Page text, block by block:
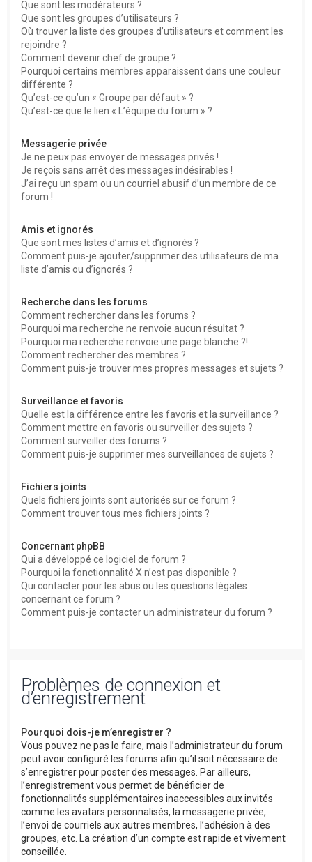
Que sont les modérateurs ?
Que sont les groupes d’utilisateurs ?
Où trouver la liste des groupes d’utilisateurs et comment les
rejoindre ?
Comment devenir chef de groupe ?
Pourquoi certains membres apparaissent dans une couleur
différente ?
Qu’est-ce qu’un « Groupe par défaut » ?
Qu’est-ce que le lien « L’équipe du forum » ?
Messagerie privée
Je ne peux pas envoyer de messages privés !
Je reçois sans arrêt des messages indésirables !
J’ai reçu un spam ou un courriel abusif d’un membre de ce
forum !
Amis et ignorés
Que sont mes listes d’amis et d’ignorés ?
Comment puis-je ajouter/supprimer des utilisateurs de ma
liste d’amis ou d’ignorés ?
Recherche dans les forums
Comment rechercher dans les forums ?
Pourquoi ma recherche ne renvoie aucun résultat ?
Pourquoi ma recherche renvoie une page blanche ?!
Comment rechercher des membres ?
Comment puis-je trouver mes propres messages et sujets ?
Surveillance et favoris
Quelle est la différence entre les favoris et la surveillance ?
Comment mettre en favoris ou surveiller des sujets ?
Comment surveiller des forums ?
Comment puis-je supprimer mes surveillances de sujets ?
Fichiers joints
Quels fichiers joints sont autorisés sur ce forum ?
Comment trouver tous mes fichiers joints ?
Concernant phpBB
Qui a développé ce logiciel de forum ?
Pourquoi la fonctionnalité X n’est pas disponible ?
Qui contacter pour les abus ou les questions légales
concernant ce forum ?
Comment puis-je contacter un administrateur du forum ?
Problèmes de connexion et
d’enregistrement
Pourquoi dois-je m’enregistrer ?
Vous pouvez ne pas le faire, mais l’administrateur du forum
peut avoir configuré les forums afin qu’il soit nécessaire de
s’enregistrer pour poster des messages. Par ailleurs,
l’enregistrement vous permet de bénéficier de
fonctionnalités supplémentaires inaccessibles aux invités
comme les avatars personnalisés, la messagerie privée,
l’envoi de courriels aux autres membres, l’adhésion à des
groupes, etc. La création d’un compte est rapide et vivement
conseillée.